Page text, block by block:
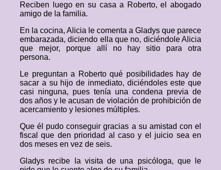
Reciben luego en su casa a Roberto, el abogado
amigo de la familia.
En la cocina, Alicia le comenta a Gladys que parece
embarazada, diciendo ella que no, diciéndole Alicia
que mejor, porque allí no hay sitio para otra
persona.
Le preguntan a Roberto qué posibilidades hay de
sacar a su hijo de inmediato, diciéndoles este que
casi ninguna, pues tenía una condena previa de
dos años y le acusan de violación de prohibición de
acercamiento y lesiones múltiples.
Que él pudo conseguir gracias a su amistad con el
fiscal que den prioridad al caso y el juicio sea en
dos meses en vez de seis.
Gladys recibe la visita de una psicóloga, que le